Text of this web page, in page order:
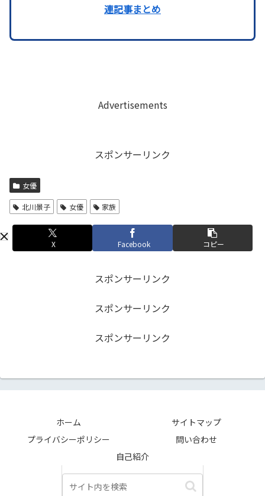
連記事まとめ
Advertisements
スポンサーリンク
女優
北川景子 女優 家族
X Facebook コピー
スポンサーリンク
スポンサーリンク
スポンサーリンク
ホーム
サイトマップ
プライバシーポリシー
問い合わせ
自己紹介